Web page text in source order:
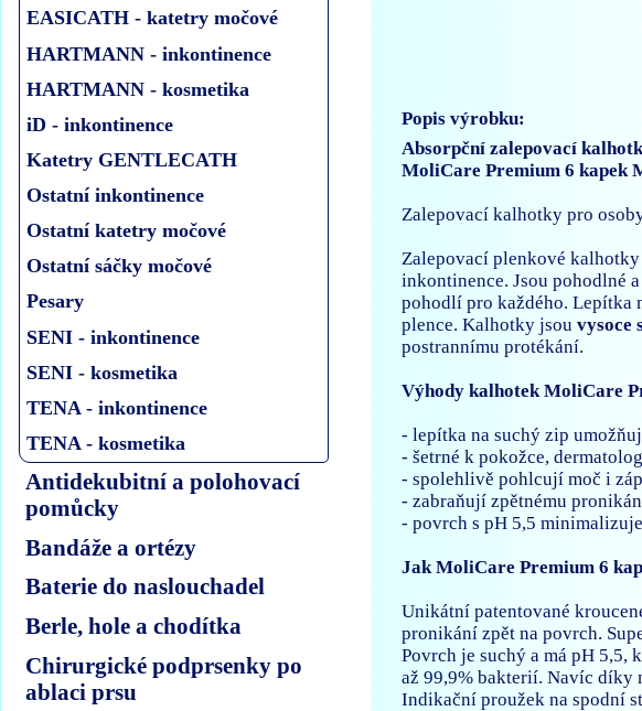
EASICATH - katetry močové
HARTMANN - inkontinence
HARTMANN - kosmetika
iD - inkontinence
Katetry GENTLECATH
Ostatní inkontinence
Ostatní katetry močové
Ostatní sáčky močové
Pesary
SENI - inkontinence
SENI - kosmetika
TENA - inkontinence
TENA - kosmetika
Antidekubitní a polohovací
pomůcky
Bandáže a ortézy
Baterie do naslouchadel
Berle, hole a chodítka
Chirurgické podprsenky po
ablaci prsu
Popis výrobku:
Absorpční zalepovací
MoliCare Premium 6 kapek
Zalepovací kalhotky pro
Zalepovací plenkové
inkontinence. Jsou pohodlné
pohodlí pro každého. Lepítka
plence. Kalhotky jsou vysoce
postrannímu protékání.
Výhody kalhotek MoliCare
- lepítka na suchý zip
- šetrné k pokožce,
- spolehlivě pohlcují moč i
- zabraňují zpětnému
- povrch s pH 5,5
Jak MoliCare Premium 6
Unikátní patentované
pronikání zpět na povrch.
Povrch je suchý a má pH
až 99,9% bakterií. Navíc díky
Indikační proužek na spodní